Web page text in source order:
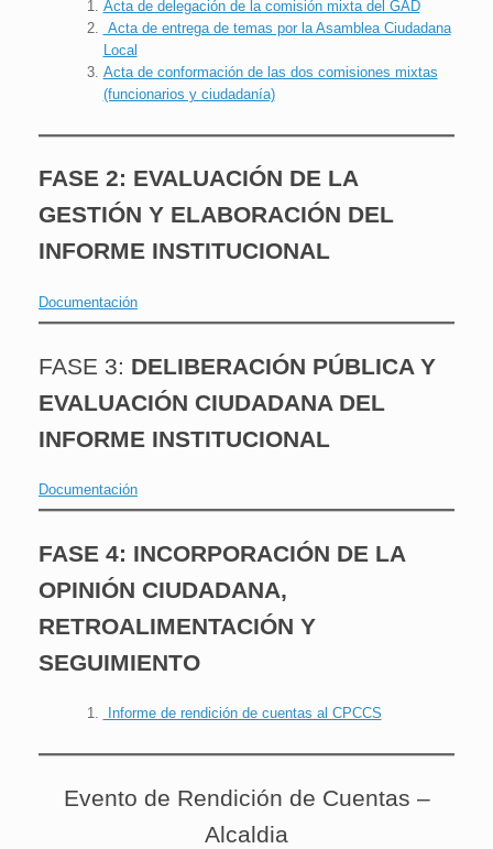
Acta de delegación de la comisión mixta del GAD
Acta de entrega de temas por la Asamblea Ciudadana
Local
Acta de conformación de las dos comisiones mixtas
(funcionarios y ciudadanía)
FASE 2: EVALUACIÓN DE LA
GESTIÓN Y ELABORACIÓN DEL
INFORME INSTITUCIONAL
Documentación
FASE 3: DELIBERACIÓN PÚBLICA Y
EVALUACIÓN CIUDADANA DEL
INFORME INSTITUCIONAL
Documentación
FASE 4: INCORPORACIÓN DE LA
OPINIÓN CIUDADANA,
RETROALIMENTACIÓN Y
SEGUIMIENTO
Informe de rendición de cuentas al CPCCS
Evento de Rendición de Cuentas –
Alcaldia